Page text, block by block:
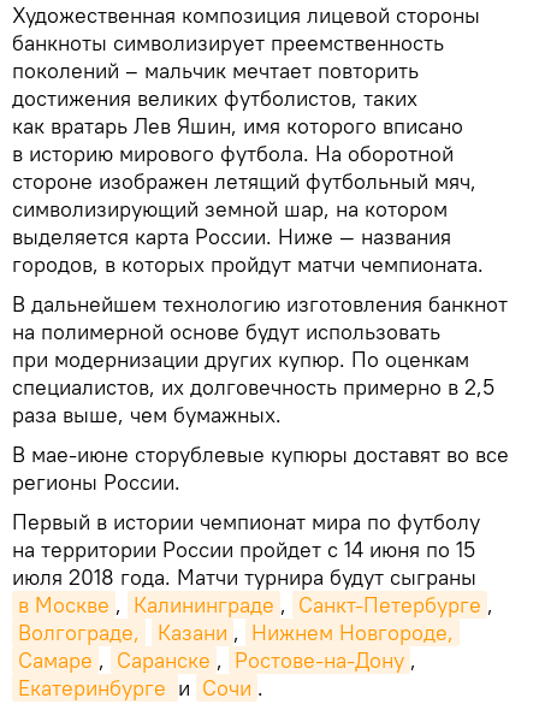
Художественная композиция лицевой стороны
банкноты символизирует преемственность
поколений – мальчик мечтает повторить
достижения великих футболистов, таких
как вратарь Лев Яшин, имя которого вписано
в историю мирового футбола. На оборотной
стороне изображен летящий футбольный мяч,
символизирующий земной шар, на котором
выделяется карта России. Ниже — названия
городов, в которых пройдут матчи чемпионата.
В дальнейшем технологию изготовления банкнот
на полимерной основе будут использовать
при модернизации других купюр. По оценкам
специалистов, их долговечность примерно в 2,5
раза выше, чем бумажных.
В мае-июне сторублевые купюры доставят во все
регионы России.
Первый в истории чемпионат мира по футболу
на территории России пройдет с 14 июня по 15
июля 2018 года. Матчи турнира будут сыграны
в Москве , Калининграде , Санкт-Петербурге ,
Волгограде,
Казани , Нижнем Новгороде,
Самаре , Саранске , Ростове-на-Дону ,
Екатеринбурге и Сочи .